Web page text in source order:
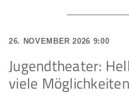
26. NOVEMBER 2026 9:00
Jugendtheater:
viele Möglichkeiten